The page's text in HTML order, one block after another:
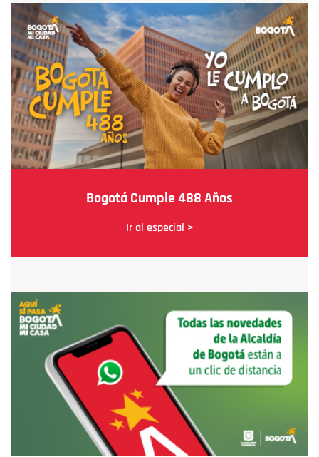
Bogotá Cumple 488 Años
Ir al especial >